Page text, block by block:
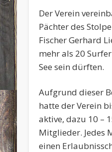
Der Verein
Pächter des
Fischer Gerhard
mehr als 20
See sein dürften.
Aufgrund dieser
hatte der Verein
aktive, dazu 10 –
Mitglieder. Jedes
einen